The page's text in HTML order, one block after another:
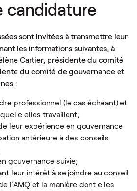
candidature
sont invitées à transmettre leur
les informations suivantes, à
Cartier, présidente du comité
du comité de gouvernance et
:
professionnel (le cas échéant) et
elles travaillent;
leur expérience en gouvernance
antérieure à des conseils
gouvernance suivie;
leur intérêt à se joindre au conseil
l’AMQ et la manière dont elles